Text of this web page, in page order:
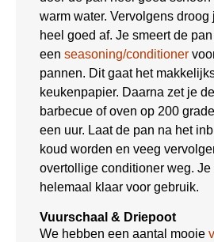
warm water. Vervolgens droog
heel goed af. Je smeert de
een seasoning/conditioner
pannen. Dit gaat het
keukenpapier. Daarna zet je
barbecue of oven op 200
een uur. Laat de pan na het
koud worden en veeg
overtollige conditioner weg.
helemaal klaar voor gebruik.
Vuurschaal & Driepoot
We hebben een aantal mooie